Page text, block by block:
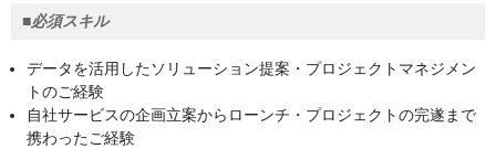
■必須スキル
データを活用したソリューション提案・プロジェクトマネジメン
トのご経験
自社サービスの企画立案からローンチ・プロジェクトの完遂まで
携わったご経験